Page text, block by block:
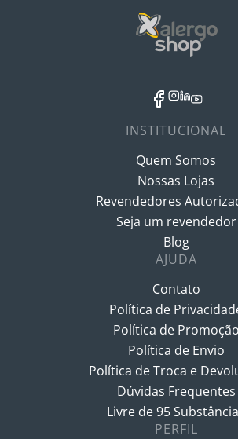
INSTITUCIONAL
Quem Somos
Nossas Lojas
Revendedores
Seja um revendedor
Blog
AJUDA
Contato
Política de
Política de Promoção
Política de Envio
Política de Troca e
Dúvidas Frequentes
Livre de 95
PERFIL